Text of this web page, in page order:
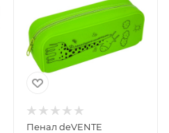
Пенал deVENTE